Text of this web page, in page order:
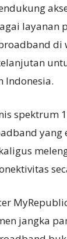
di
Indonesia.
spektrum
yang
jangka